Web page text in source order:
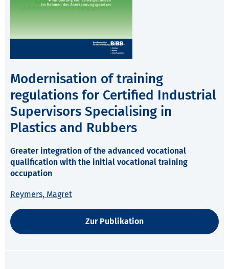
Modernisation of training
regulations for Certified Industrial
Supervisors Specialising in
Plastics and Rubbers
Greater integration of the advanced vocational
qualification with the initial vocational training
occupation
Reymers, Magret
Zur Publikation